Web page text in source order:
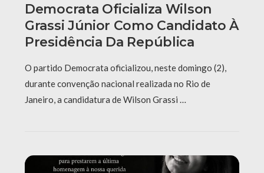
Democrata Oficializa Wilson
Grassi Júnior Como Candidato À
Presidência Da República
O partido Democrata oficializou, neste domingo (2),
durante convenção nacional realizada no Rio de
Janeiro, a candidatura de Wilson Grassi …